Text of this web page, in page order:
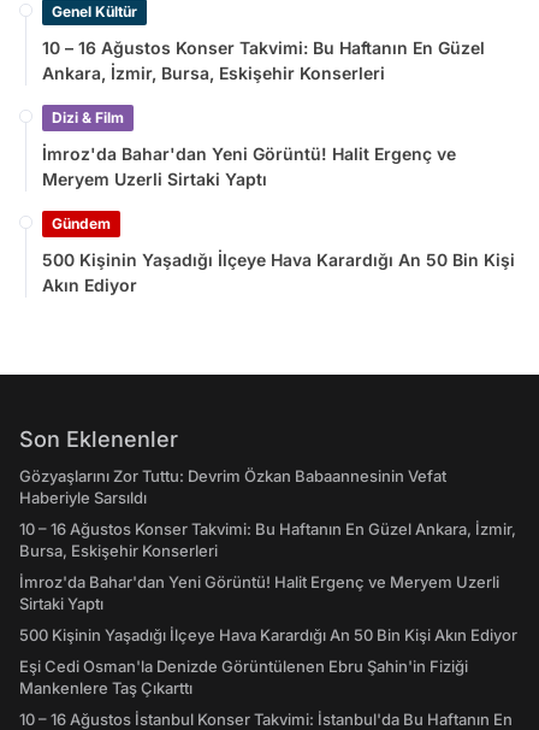
Genel Kültür
10 – 16 Ağustos Konser Takvimi: Bu Haftanın En Güzel
Ankara, İzmir, Bursa, Eskişehir Konserleri
Dizi & Film
İmroz'da Bahar'dan Yeni Görüntü! Halit Ergenç ve
Meryem Uzerli Sirtaki Yaptı
Gündem
500 Kişinin Yaşadığı İlçeye Hava Karardığı An 50 Bin Kişi
Akın Ediyor
Son Eklenenler
Gözyaşlarını Zor Tuttu: Devrim Özkan Babaannesinin Vefat
Haberiyle Sarsıldı
10 – 16 Ağustos Konser Takvimi: Bu Haftanın En Güzel Ankara, İzmir,
Bursa, Eskişehir Konserleri
İmroz'da Bahar'dan Yeni Görüntü! Halit Ergenç ve Meryem Uzerli
Sirtaki Yaptı
500 Kişinin Yaşadığı İlçeye Hava Karardığı An 50 Bin Kişi Akın Ediyor
Eşi Cedi Osman'la Denizde Görüntülenen Ebru Şahin'in Fiziği
Mankenlere Taş Çıkarttı
10 – 16 Ağustos İstanbul Konser Takvimi: İstanbul'da Bu Haftanın En